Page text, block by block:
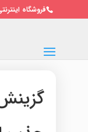
فروشگاه اینترنتی پرواز